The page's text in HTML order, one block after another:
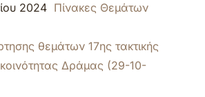
2024 Πίνακες Θεμάτων
θεμάτων 17ης τακτικής
Δράμας (29-10-